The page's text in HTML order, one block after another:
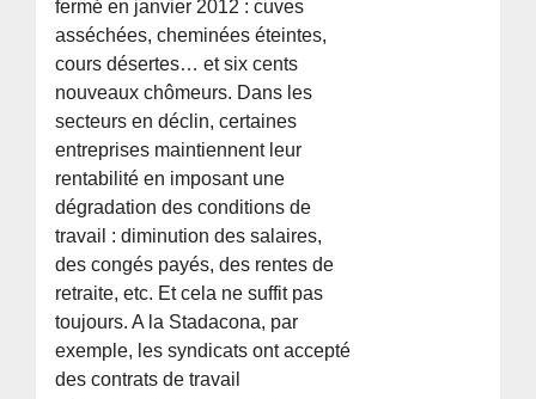
fermé en janvier 2012 : cuves
asséchées, cheminées éteintes,
cours désertes… et six cents
nouveaux chômeurs. Dans les
secteurs en déclin, certaines
entreprises maintiennent leur
rentabilité en imposant une
dégradation des conditions de
travail : diminution des salaires,
des congés payés, des rentes de
retraite, etc. Et cela ne suffit pas
toujours. A la Stadacona, par
exemple, les syndicats ont accepté
des contrats de travail